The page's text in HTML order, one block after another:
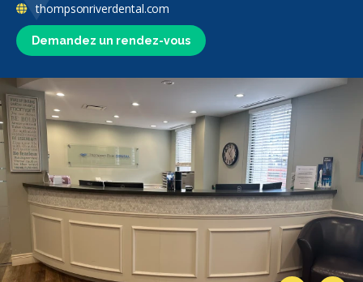
Demandez un rendez-vous
thompsonriverdental.com